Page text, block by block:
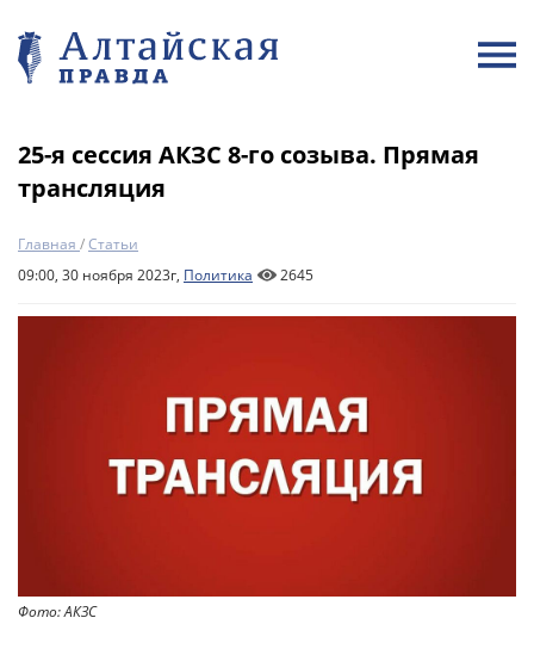
25-я сессия АКЗС 8-го созыва. Прямая
трансляция
Главная /Статьи
09:00, 30 ноября 2023г, Политика 2645
Фото: АКЗС